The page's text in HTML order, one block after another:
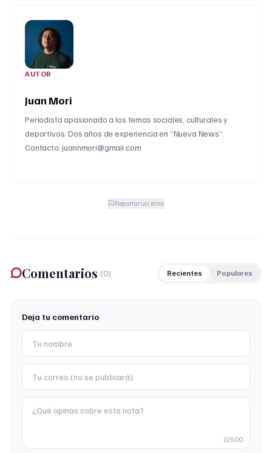
AUTOR
Juan Mori
Periodista apasionado a los temas sociales, culturales y
deportivos. Dos años de experiencia en “Nueva News”.
Contacto: juannmori@gmail.com
Reportar un error
Comentarios (0) Recientes Populares
Deja tu comentario
0/500